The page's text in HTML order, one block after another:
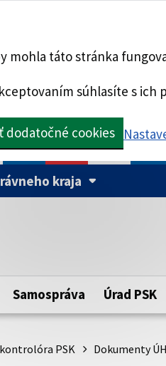
mohla táto stránka
súhlasíte s ich
dodatočné cookies
kraja
samosprávneho kraja.
Samospráva Úrad PSK
PSK Dokumenty